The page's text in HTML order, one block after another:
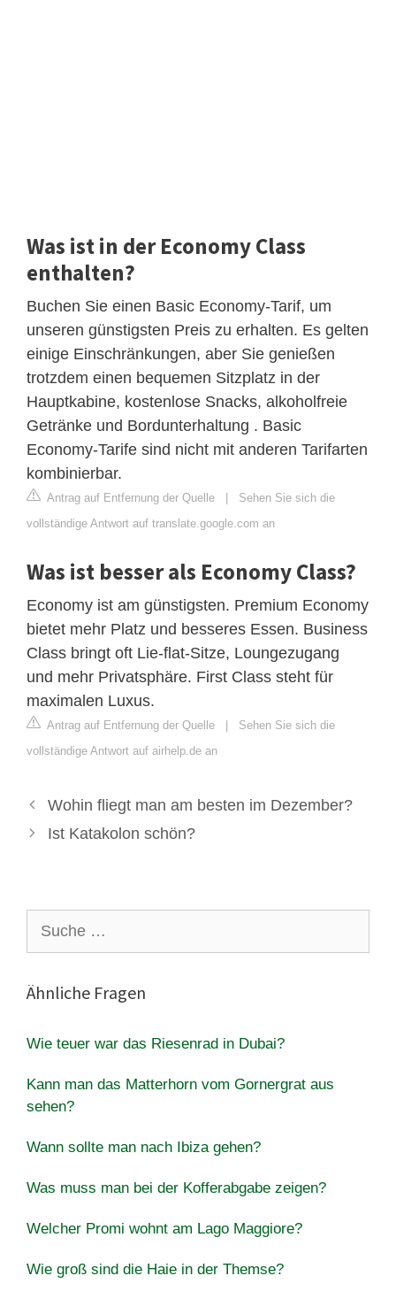
Was ist in der Economy Class
enthalten?
Buchen Sie einen Basic Economy-Tarif, um
unseren günstigsten Preis zu erhalten. Es gelten
einige Einschränkungen, aber Sie genießen
trotzdem einen bequemen Sitzplatz in der
Hauptkabine, kostenlose Snacks, alkoholfreie
Getränke und Bordunterhaltung . Basic
Economy-Tarife sind nicht mit anderen Tarifarten
kombinierbar.
Antrag auf Entfernung der Quelle | Sehen Sie sich die
vollständige Antwort auf translate.google.com an
Was ist besser als Economy Class?
Economy ist am günstigsten. Premium Economy
bietet mehr Platz und besseres Essen. Business
Class bringt oft Lie-flat-Sitze, Loungezugang
und mehr Privatsphäre. First Class steht für
maximalen Luxus.
Antrag auf Entfernung der Quelle | Sehen Sie sich die
vollständige Antwort auf airhelp.de an
Wohin fliegt man am besten im Dezember?
Ist Katakolon schön?
nach:
Ähnliche Fragen
Wie teuer war das Riesenrad in Dubai?
Kann man das Matterhorn vom Gornergrat aus
sehen?
Wann sollte man nach Ibiza gehen?
Was muss man bei der Kofferabgabe zeigen?
Welcher Promi wohnt am Lago Maggiore?
Wie groß sind die Haie in der Themse?